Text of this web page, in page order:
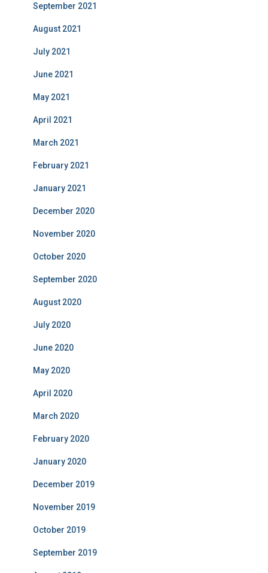
September 2021
August 2021
July 2021
June 2021
May 2021
April 2021
March 2021
February 2021
January 2021
December 2020
November 2020
October 2020
September 2020
August 2020
July 2020
June 2020
May 2020
April 2020
March 2020
February 2020
January 2020
December 2019
November 2019
October 2019
September 2019